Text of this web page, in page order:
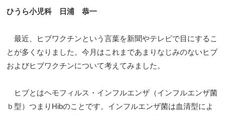
ひうら小児科 日浦 恭一
最近、ヒブワクチンという言葉を新聞やテレビで目にするこ
とが多くなりました。今月はこれまであまりなじみのないヒブ
およびヒブワクチンについて考えてみました。
ヒブとはヘモフィルス・インフルエンザ（インフルエンザ菌
ｂ型）つまりHibのことです。インフルエンザ菌は血清型によ